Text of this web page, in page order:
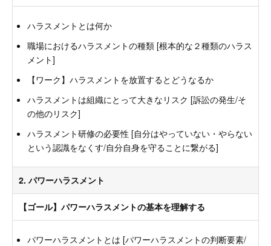
ハラスメントとは何か
職場におけるハラスメントの種類 [根本的な２種類のハラス
メント]
【ワーク】ハラスメントを放置するとどうなるか
ハラスメントは組織にとって大きなリスク [訴訟の発生/そ
の他のリスク]
ハラスメント研修の必要性 [自分はやっていない・やらない
という認識をなくす/自分自身を守ることに繋がる]
2. パワーハラスメント
【ゴール】パワーハラスメントの基本を理解する
パワーハラスメントとは [パワーハラスメントの判断要素/